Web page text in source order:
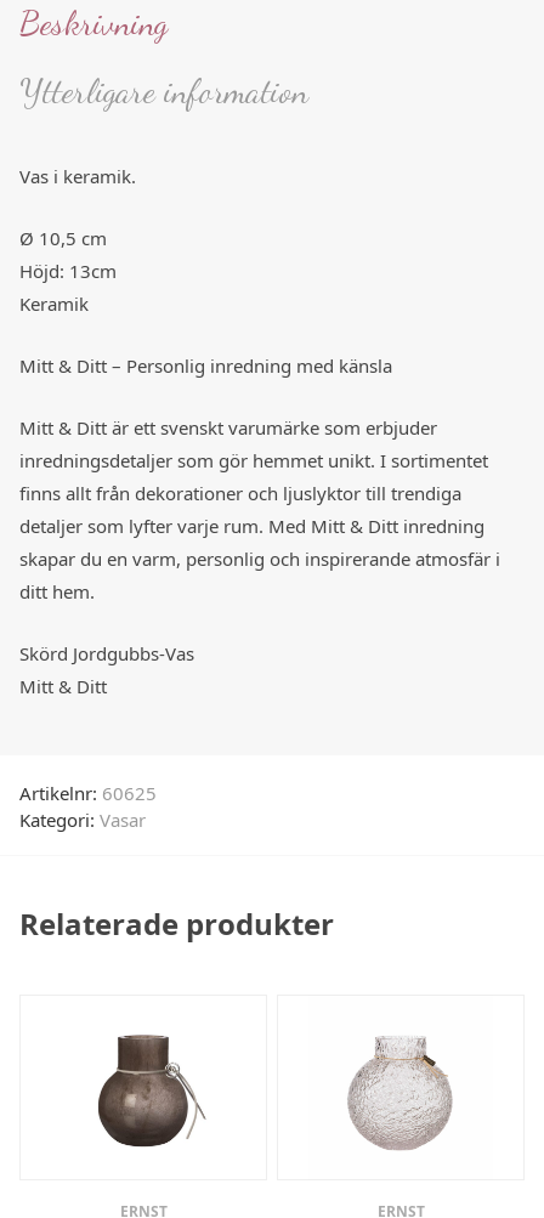
Beskrivning
Ytterligare information
Vas i keramik.
Ø 10,5 cm
Höjd: 13cm
Keramik
Mitt & Ditt – Personlig inredning med känsla
Mitt & Ditt är ett svenskt varumärke som erbjuder
inredningsdetaljer som gör hemmet unikt. I sortimentet
finns allt från dekorationer och ljuslyktor till trendiga
detaljer som lyfter varje rum. Med Mitt & Ditt inredning
skapar du en varm, personlig och inspirerande atmosfär i
ditt hem.
Skörd Jordgubbs-Vas
Mitt & Ditt
Artikelnr: 60625
Kategori: Vasar
Relaterade produkter
ERNST ERNST